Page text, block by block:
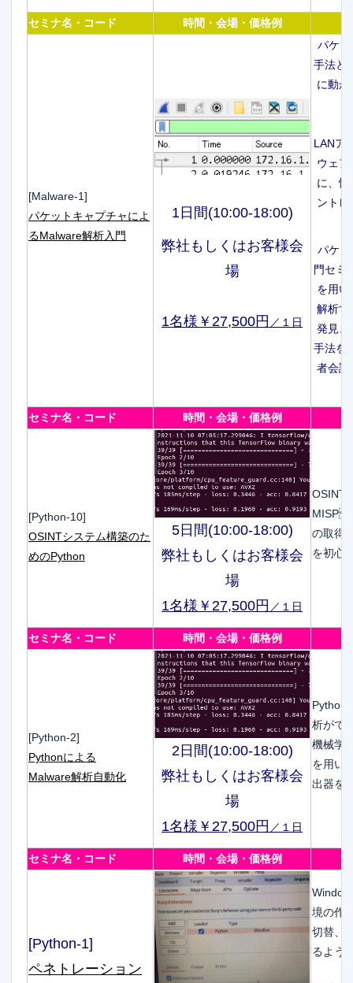
セミナ名・コード 時間・会場・価格例
[Malware-1]
パケットキャプチャによ
るMalware解析入門
1日間(10:00-18:00)
弊社もしくはお客様会
場
1名様￥27,500円 ／１日
パケ
手法と
に動
LANア
ウェ
に、
ント
パケ
門セミ
を用
解析す
発見、
手法を
者会議
セミナ名・コード 時間・会場・価格例
[Python-10]
OSINTシステム構築のた
めのPython
5日間(10:00-18:00)
弊社もしくはお客様会
場
1名様￥27,500円 ／１日
OSINT
MISP
の取得
を初心
セミナ名・コード 時間・会場・価格例
[Python-2]
Pythonによる
Malware解析自動化
2日間(10:00-18:00)
弊社もしくはお客様会
場
1名様￥27,500円 ／１日
Python
析がで
機械学
を用い
出器を
セミナ名・コード 時間・会場・価格例
[Python-1]
ペネトレーション
境の作
切替、
るよう